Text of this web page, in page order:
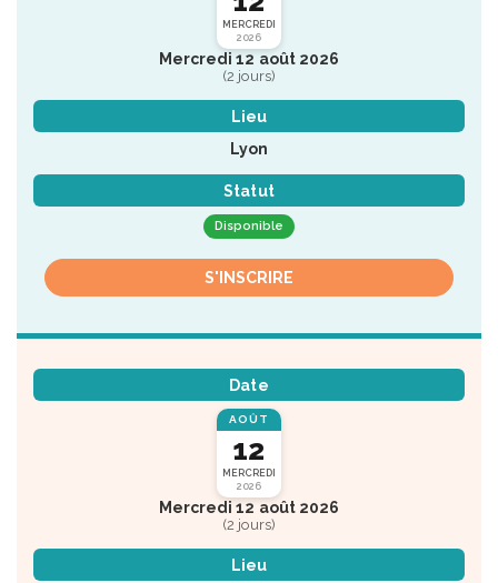
MERCREDI
2026
Mercredi 12 août 2026
(2 jours)
Lieu
Lyon
Statut
Disponible
S'INSCRIRE
Date
AOÛT
12
MERCREDI
2026
Mercredi 12 août 2026
(2 jours)
Lieu